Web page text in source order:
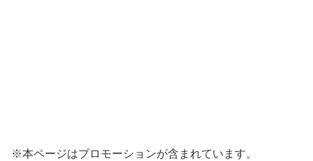
※本ページはプロモーションが含まれています。